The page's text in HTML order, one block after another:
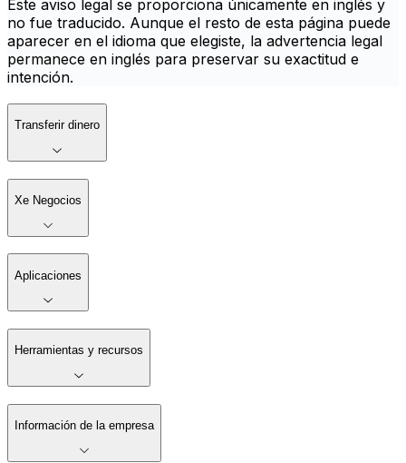
Este aviso legal se proporciona únicamente en inglés y
no fue traducido. Aunque el resto de esta página puede
aparecer en el idioma que elegiste, la advertencia legal
permanece en inglés para preservar su exactitud e
intención.
Transferir dinero
Xe Negocios
Aplicaciones
Herramientas y recursos
Información de la empresa